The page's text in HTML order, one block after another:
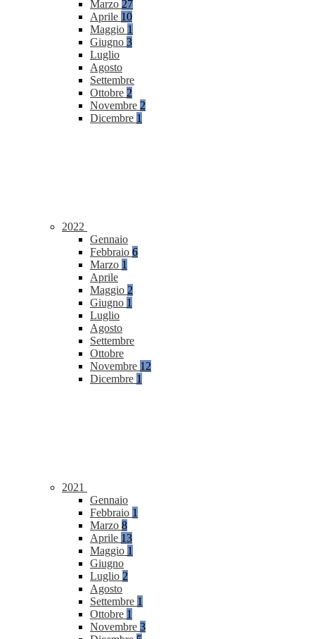
Marzo 27
Aprile 10
Maggio 1
Giugno 3
Luglio
Agosto
Settembre
Ottobre 2
Novembre 2
Dicembre 1
2022
Gennaio
Febbraio 6
Marzo 1
Aprile
Maggio 2
Giugno 1
Luglio
Agosto
Settembre
Ottobre
Novembre 12
Dicembre 1
2021
Gennaio
Febbraio 1
Marzo 8
Aprile 13
Maggio 1
Giugno
Luglio 2
Agosto
Settembre 1
Ottobre 1
Novembre 3